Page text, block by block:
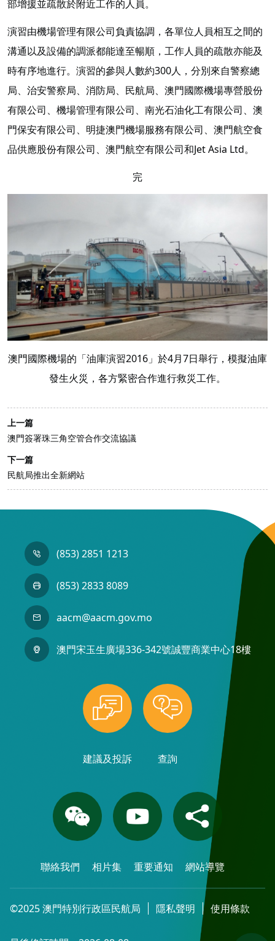
部增援並疏散於附近工作的人員。
演習由機場管理有限公司負責協調，各單位人員相互之間的
溝通以及設備的調派都能達至暢順，工作人員的疏散亦能及
時有序地進行。演習的參與人數約300人，分別來自警察總
局、治安警察局、消防局、民航局、澳門國際機場專營股份
有限公司、機場管理有限公司、南光石油化工有限公司、澳
門保安有限公司、明捷澳門機場服務有限公司、澳門航空食
品供應股份有限公司、澳門航空有限公司和Jet Asia Ltd。
完
澳門國際機場的「油庫演習2016」於4月7日舉行，模擬油庫
發生火災，各方緊密合作進行救災工作。
上一篇
澳門簽署珠三角空管合作交流協議
下一篇
民航局推出全新網站
(853) 2851 1213
(853) 2833 8089
aacm@aacm.gov.mo
澳門宋玉生廣場336-342號誠豐商業中心18樓
建議及投訴 查詢
聯絡我們 相片集 重要通知 網站導覽
©2025 澳門特別行政區民航局 隱私聲明 使用條款